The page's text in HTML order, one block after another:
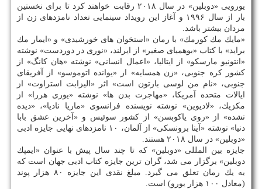
یورویی «دوبلین» در سال ۲۰۱۸ رقابت خواهند كرد تا برای نخستین
بار از سال ۱۹۹۶ و آغاز این رویداد سینمایی تعداد نامزدهای زن از
مردان بیشتر باشد.
«مایك مك كورمك» با رمان «استخوان های خورشیدی» و «ایمار مك
براید» با كتاب «بوهمیای صغیر» از ایرلند، «نوری در دوردست» نوشته
«انتونیو مارسكو» از ایتالیا، «اعمال انسانی» نوشته «هان كانگ» از
كشور كره جنوبی، «زن همسایه» از «یوانده اتوموسو» از آفریقای
جنوبی، «نام من لوسی بارتون است» اثر «الیزابت استراوت» از
ایالات متحده آمریكا، «مهاجرت بدن ها» نوشته «یوری هررا» از
مكزیك، «لادیوین» نوشته نویسنده فرانسوی «ماریا نادیا»، «دیده
نشده» از «روی یاكوبسن» از كشور سوئیس و «آخرین عشق بابا
دنیا» نوشته «آینا برونسكی» از آلمان، ۱۰ نامزدهای نهایی جایزه ادبی
«دوبلین» در سال ۲۰۱۸ هستند.
جایزه بین المللی «دوبلین» كه تا چند سال پیش با عنوان «ایمپك
دوبلین» برگزار می شد، گران ترین جایزه كتاب ادبی جهان است كه
به یك رمان تعلق می گیرد. مبلغ نقدی این جایزه ۸۰ هزار پوند
(معادل ۱۰۰ هزار یورو) است.